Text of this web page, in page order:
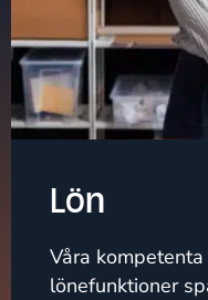
Lön
Våra
lönefunktioner